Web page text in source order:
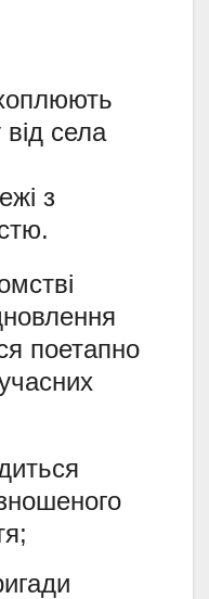
від села
з
поетапно